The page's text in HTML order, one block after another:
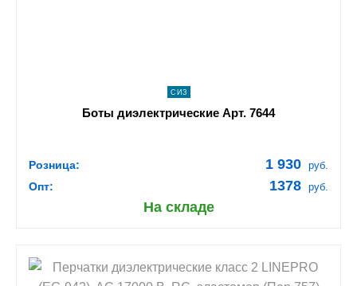
СИЗ
Боты диэлектрические Арт. 7644
Розница: 1 930 руб.
Опт: 1378 руб.
На складе
shopping_cart В КОРЗИНУ